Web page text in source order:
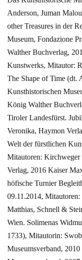
Anderson, Juman
other Treasures in der
Museum, Fondazione
Walther Buchverlag,
Kunstwerks, Mitautor:
The Shape of Time (dt.
Kunsthistorischen
König Walther
Tiroler Landesfürst.
Veronika, Haymon
Welt der fürstlichen
Mitautoren: Kirchweger
Verlag, 2016 Kaiser
höfische Turnier
09.11.2014,
Matthias, Schnell &
Wien. Solimenas
1733), Mitautorin:
Museumsverband, 2010